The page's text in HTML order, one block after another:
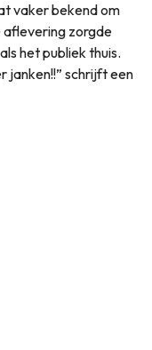
vaker bekend om
aflevering zorgde
het publiek thuis.
janken!!” schrijft een